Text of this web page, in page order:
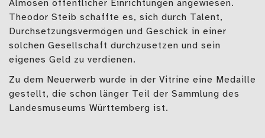
Almosen öffentlicher Einrichtungen angewiesen.
Theodor Steib schaffte es, sich durch Talent,
Durchsetzungsvermögen und Geschick in einer
solchen Gesellschaft durchzusetzen und sein
eigenes Geld zu verdienen.
Zu dem Neuerwerb wurde in der Vitrine eine Medaille
gestellt, die schon länger Teil der Sammlung des
Landesmuseums Württemberg ist.